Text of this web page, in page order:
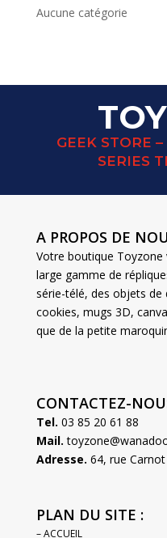
Aucune catégorie
GEEK STORE
SERIES
A PROPOS DE
Votre boutique
large gamme de
série-télé, des objets de
cookies, mugs 3D,
que de la petite
CONTACTEZ-
Tel. 03 85 20 61 88
Mail.
Adresse. 64, rue
PLAN DU SITE :
– ACCUEIL